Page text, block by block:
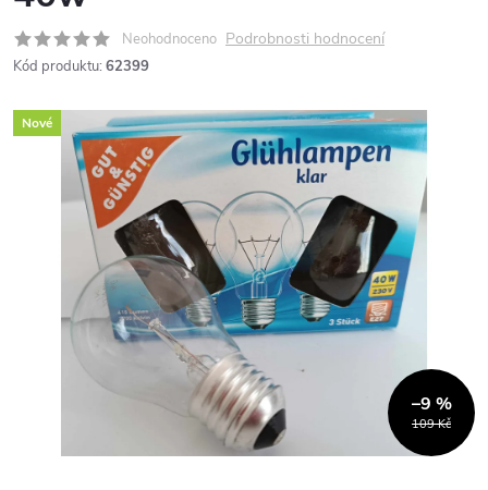
Neohodnoceno Podrobnosti hodnocení
Kód produktu: 62399
Nové
109 Kč
–9 %